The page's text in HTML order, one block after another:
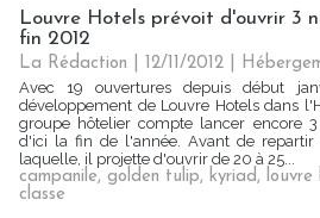
Louvre Hotels prévoit d'ouvrir 3
fin 2012
La Rédaction | 12/11/2012
Avec 19 ouvertures depuis début
développement de Louvre Hotels dans
groupe hôtelier compte lancer encore 3
d'ici la fin de l'année. Avant de repartir
laquelle, il projette d'ouvrir de 20 à 25...
campanile, golden tulip, kyriad, louvre
classe